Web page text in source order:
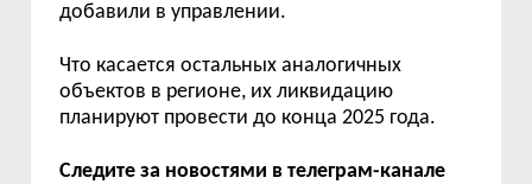
добавили в управлении.
Что касается остальных аналогичных
объектов в регионе, их ликвидацию
планируют провести до конца 2025 года.
Следите за новостями в телеграм-канале